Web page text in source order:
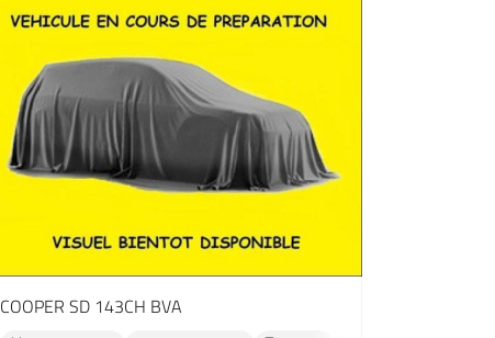
COOPER SD 143CH BVA